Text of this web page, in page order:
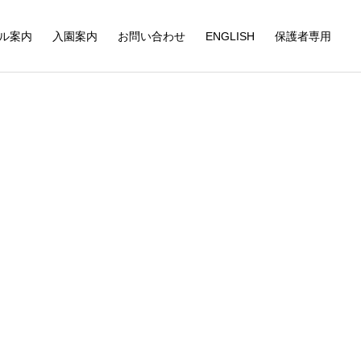
案内 入園案内 お問い合わせ ENGLISH 保護者専用